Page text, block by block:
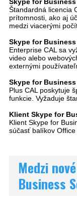
Štandardná licencia
prítomnosti, ako aj
medzi viacerými
Skype for Business
Enterprise CAL sa
video alebo
externými
Skype for Business
Plus CAL poskytuje
funkcie. Vyžaduje
Klient Skype for
Klient Skype for
súčasť balíkov Office
Medzi
Business